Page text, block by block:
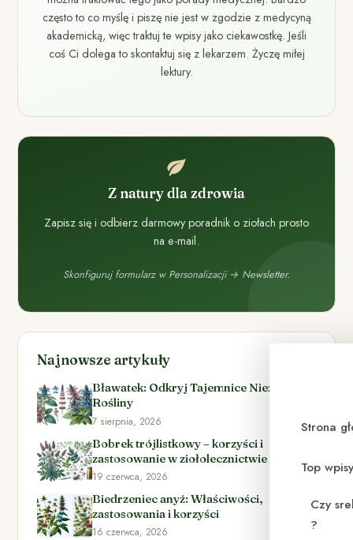
Strona
Top
Czy
?
często to co myślę i piszę nie jest w zgodzie z medycyną
akademicką, więc traktuj te wpisy jako ciekawostkę. Jeśli
coś Ci dolega to skontaktuj się z lekarzem. Życzę miłej
lektury.
Z natury dla zdrowia
Zapisz się i odbierz darmowy poradnik o ziołach prosto
na e-mail.
Skonfiguruj formularz w Personalizacji → Newsletter.
Najnowsze artykuły
Bławatek: Odkryj Tajemnice Niezwykłej
Rośliny
7 sierpnia, 2026
Bobrek trójlistkowy – korzyści i
zastosowanie w ziołolecznictwie
19 czerwca, 2026
Biedrzeniec anyż: Właściwości,
zastosowania i korzyści
16 czerwca, 2026